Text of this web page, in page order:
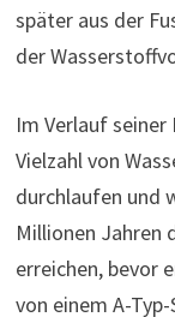
später aus der
der
Im Verlauf
Vielzahl von
durchlaufen und
Millionen Jahren
erreichen, bevor
von einem A-